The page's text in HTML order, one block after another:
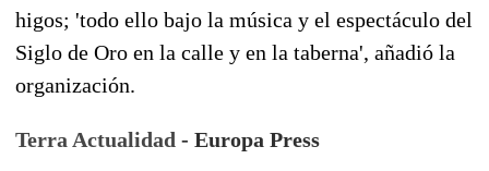
higos; 'todo ello bajo la música y el espectáculo del
Siglo de Oro en la calle y en la taberna', añadió la
organización.
Terra Actualidad - Europa Press